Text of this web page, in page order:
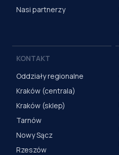
Nasi partnerzy
KONTAKT
Oddziały regionalne
Kraków (centrala)
Kraków (sklep)
Tarnów
Nowy Sącz
Rzeszów